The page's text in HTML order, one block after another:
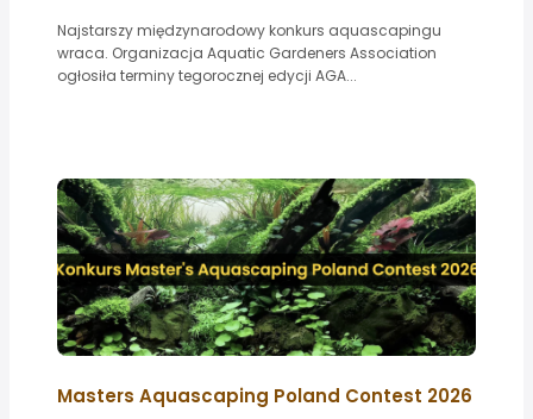
Najstarszy międzynarodowy konkurs aquascapingu
wraca. Organizacja Aquatic Gardeners Association
ogłosiła terminy tegorocznej edycji AGA...
Masters Aquascaping Poland Contest 2026